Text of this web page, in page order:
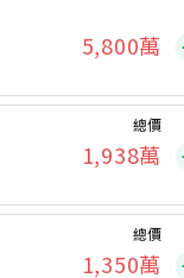
總價
1,938萬
總價
1,350萬